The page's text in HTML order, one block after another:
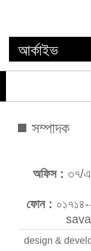
আর্কাইভ
সম্পাদক
অফিস : ৩৭/এ,
ফোন :
design &